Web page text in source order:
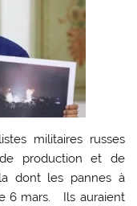
militaires russes
production et de
dont les pannes à
6 mars. Ils auraient